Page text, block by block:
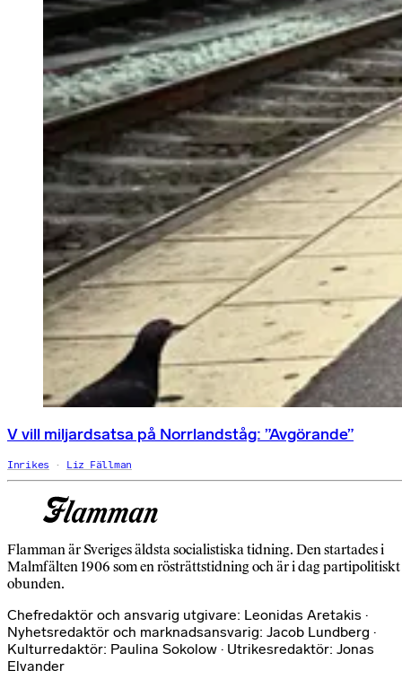
V vill miljardsatsa på Norrlandståg: ”Avgörande”
Inrikes Liz Fällman
Flamman är Sveriges äldsta socialistiska tidning. Den startades i
Malmfälten 1906 som en rösträttstidning och är i dag partipolitiskt
obunden.
Chefredaktör och ansvarig utgivare: Leonidas Aretakis ·
Nyhetsredaktör och marknadsansvarig: Jacob Lundberg ·
Kulturredaktör: Paulina Sokolow · Utrikesredaktör: Jonas
Elvander